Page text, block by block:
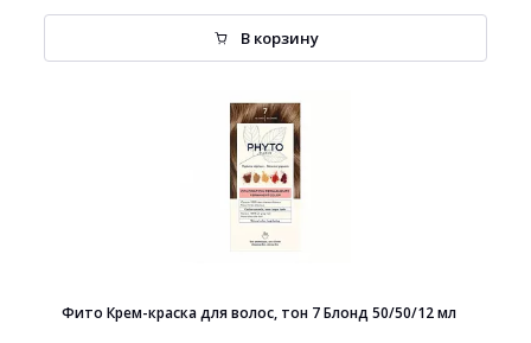
В корзину
Фито Крем-краска для волос, тон 7 Блонд 50/50/12 мл